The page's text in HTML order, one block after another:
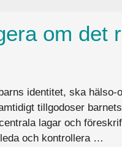
om det
identitet, ska
tillgodoser
lagar och
och kontrollera …